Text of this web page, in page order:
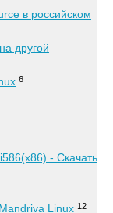
в российском
другой
6
- Скачать
Linux 12